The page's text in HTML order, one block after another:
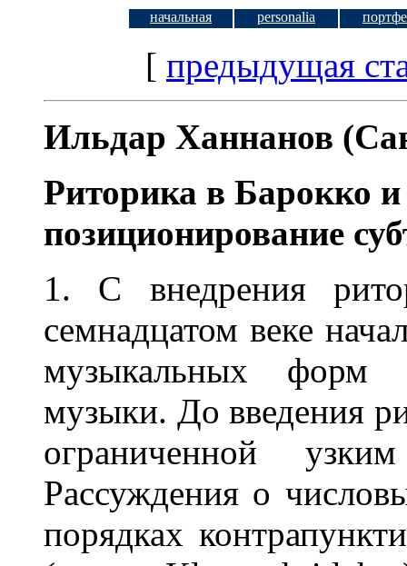
начальная personalia
[ предыдущая
Ильдар Ханнанов
Риторика в Барокко
позиционирование
1. С внедрения
семнадцатом веке
музыкальных форм
музыки. До введения
ограниченной
Рассуждения о
порядках